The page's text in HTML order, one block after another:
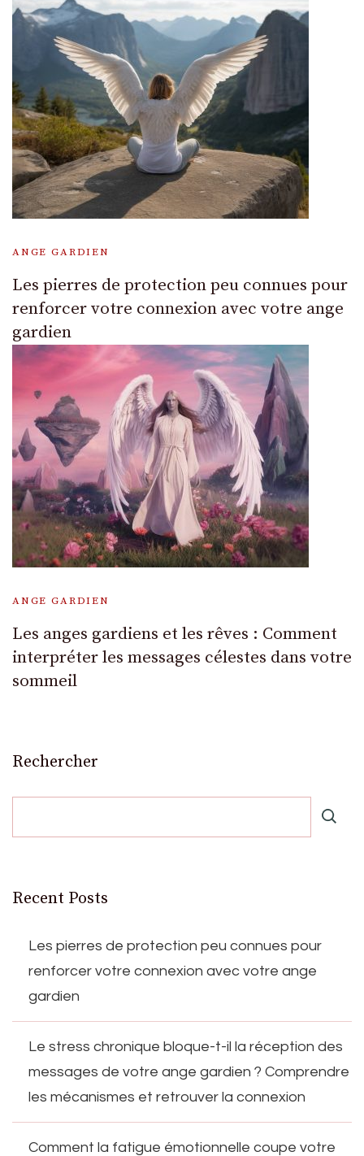
ANGE GARDIEN
Les pierres de protection peu connues pour
renforcer votre connexion avec votre ange
gardien
ANGE GARDIEN
Les anges gardiens et les rêves : Comment
interpréter les messages célestes dans votre
sommeil
Rechercher
Recent Posts
Les pierres de protection peu connues pour
renforcer votre connexion avec votre ange
gardien
Le stress chronique bloque-t-il la réception des
messages de votre ange gardien ? Comprendre
les mécanismes et retrouver la connexion
Comment la fatigue émotionnelle coupe votre